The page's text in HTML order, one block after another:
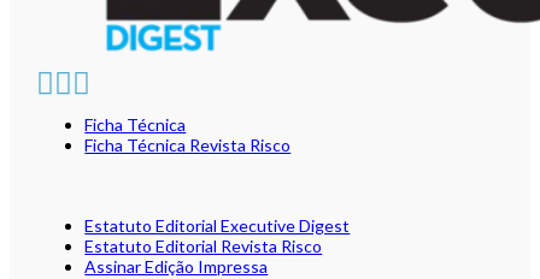
Ficha Técnica
Ficha Técnica Revista Risco
Estatuto Editorial Executive Digest
Estatuto Editorial Revista Risco
Assinar Edição Impressa